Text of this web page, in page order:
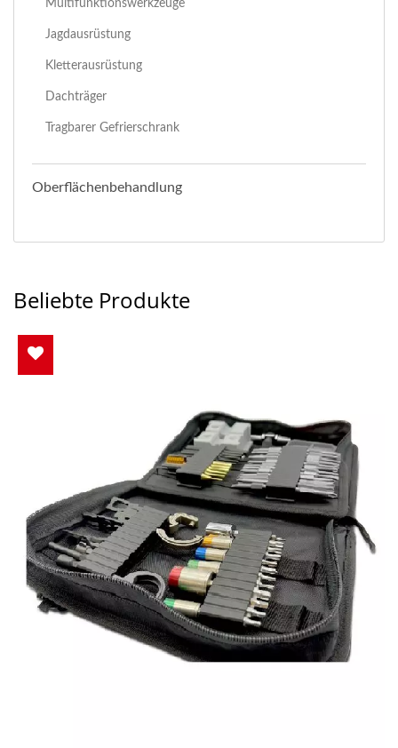
Multifunktionswerkzeuge
Jagdausrüstung
Kletterausrüstung
Dachträger
Tragbarer Gefrierschrank
Oberflächenbehandlung
Beliebte Produkte